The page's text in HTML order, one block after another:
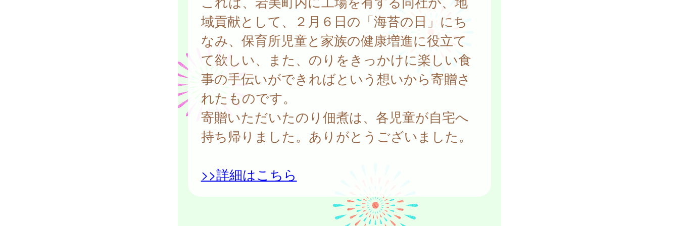
域貢献として、２月６日の「海苔の日」にち
なみ、保育所児童と家族の健康増進に役立て
て欲しい、また、のりをきっかけに楽しい食
事の手伝いができればという想いから寄贈さ
れたものです。
寄贈いただいたのり佃煮は、各児童が自宅へ
持ち帰りました。ありがとうございました。
>>詳細はこちら